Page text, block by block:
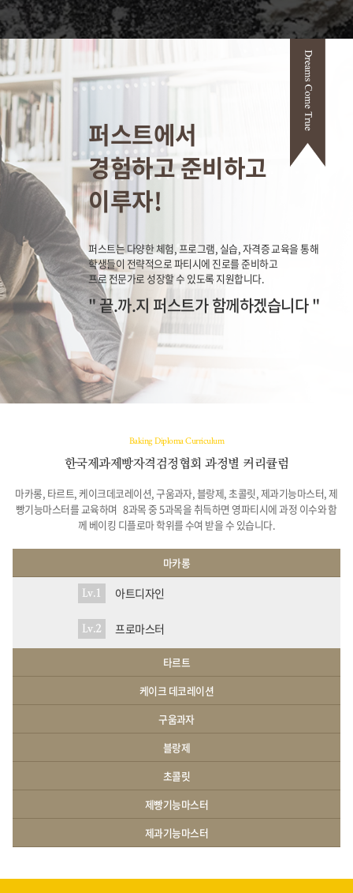
퍼스트에서
경험하고 준비하고
이루자!
퍼스트는 다양한 체험, 프로그램, 실습, 자격증 교육을 통해
학생들이 전략적으로 파티시에 진로를 준비하고
프로 전문가로 성장할 수 있도록 지원합니다.
" 끝.까.지 퍼스트가 함께하겠습니다 "
Baking Diploma Curriculum
한국제과제빵자격검정협회 과정별 커리큘럼
마카롱, 타르트, 케이크데코레이션, 구움과자, 블랑제, 초콜릿, 제과기능마스터, 제
빵기능마스터를 교육하며 8과목 중 5과목을 취득하면 영파티시에 과정 이수와 함
께 베이킹 디플로마 학위를 수여 받을 수 있습니다.
마카롱
Lv.1 아트디자인
Lv.2 프로마스터
타르트
케이크 데코레이션
구움과자
블랑제
초콜릿
제빵기능마스터
제과기능마스터